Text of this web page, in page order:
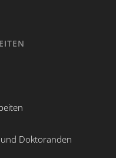
Doktoranden